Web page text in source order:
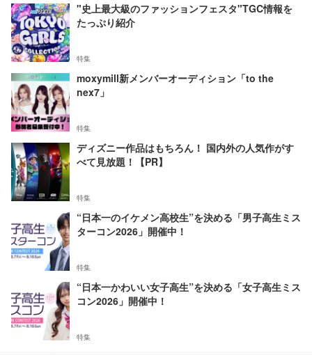
"史上最大級のファッションフェスタ"TGC情報を
たっぷり紹介
特集
moxymill新メンバーオーディション「to the
nex7」
特集
ディズニー作品はもちろん！ 国内外の人気作がす
べて見放題！【PR】
特集
“日本一のイケメン高校生”を決める「男子高生ミス
ターコン2026」開催中！
特集
“日本一かわいい女子高生”を決める「女子高生ミス
コン2026」開催中！
特集